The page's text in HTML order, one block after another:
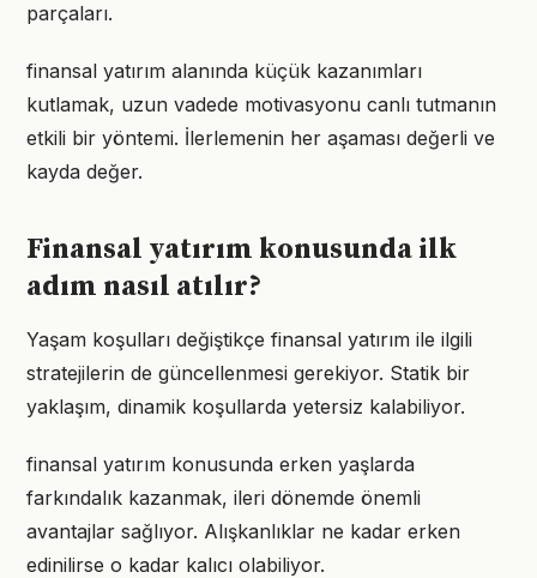
parçaları.
finansal yatırım alanında küçük kazanımları
kutlamak, uzun vadede motivasyonu canlı tutmanın
etkili bir yöntemi. İlerlemenin her aşaması değerli ve
kayda değer.
Finansal yatırım konusunda ilk
adım nasıl atılır?
Yaşam koşulları değiştikçe finansal yatırım ile ilgili
stratejilerin de güncellenmesi gerekiyor. Statik bir
yaklaşım, dinamik koşullarda yetersiz kalabiliyor.
finansal yatırım konusunda erken yaşlarda
farkındalık kazanmak, ileri dönemde önemli
avantajlar sağlıyor. Alışkanlıklar ne kadar erken
edinilirse o kadar kalıcı olabiliyor.